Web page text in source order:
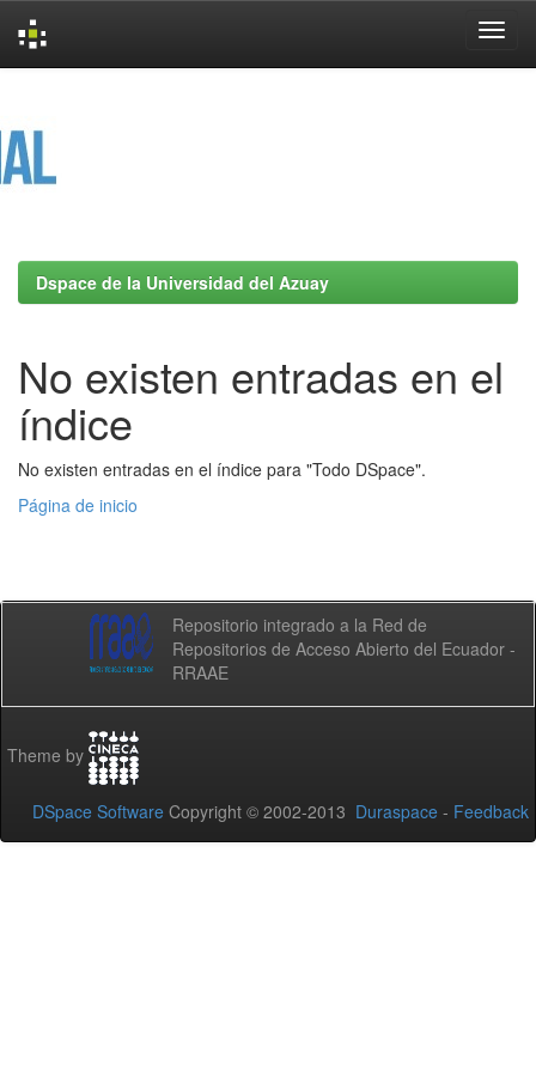
Dspace de la Universidad del Azuay
No existen entradas en el
índice
No existen entradas en el índice para "Todo DSpace".
Página de inicio
Repositorio integrado a la Red de
Repositorios de Acceso Abierto del Ecuador -
RRAAE
Theme by
DSpace Software Copyright © 2002-2013 Duraspace - Feedback